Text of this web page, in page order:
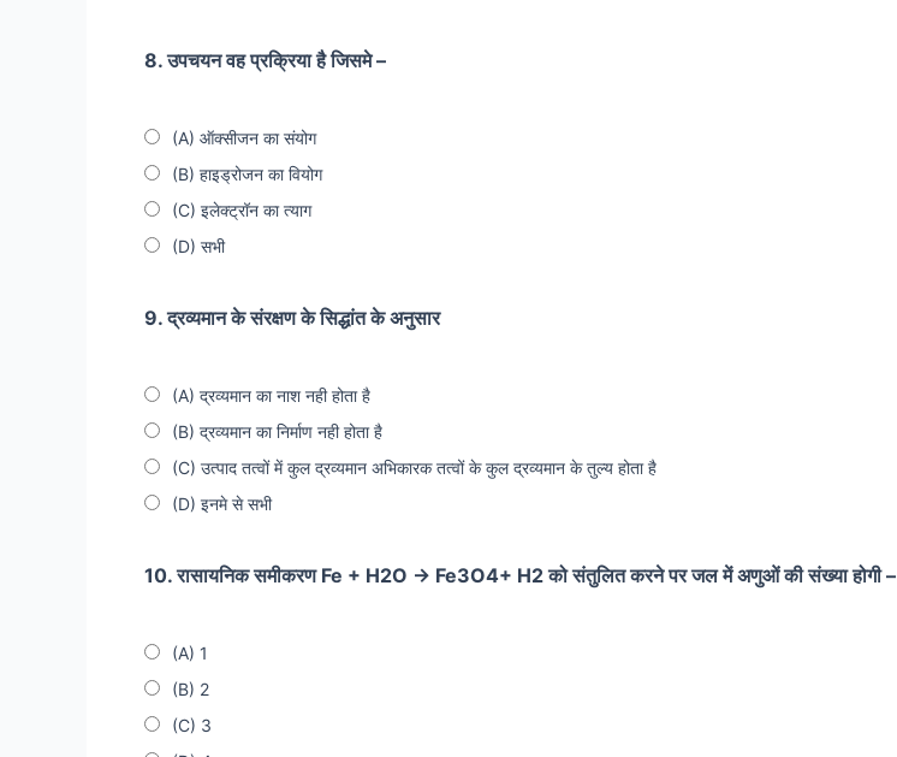
8. उपचयन वह प्रक्रिया है जिसमे –
(A) ऑक्सीजन का संयोग
(B) हाइड्रोजन का वियोग
(C) इलेक्ट्रॉन का त्याग
(D) सभी
9. द्रव्यमान के संरक्षण के सिद्धांत के अनुसार
(A) द्रव्यमान का नाश नही होता है
(B) द्रव्यमान का निर्माण नही होता है
(C) उत्पाद तत्वों में कुल द्रव्यमान अभिकारक तत्वों के कुल द्रव्यमान के तुल्य होता है
(D) इनमे से सभी
10. रासायनिक समीकरण Fe + H2O → Fe3O4+ H2 को संतुलित करने पर जल में अणुओं की संख्या होगी –
(A) 1
(B) 2
(C) 3